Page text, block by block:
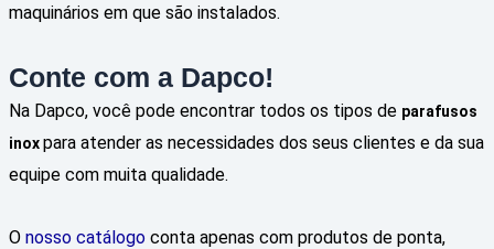
maquinários em que são instalados.
Conte com a Dapco!
Na Dapco, você pode encontrar todos os tipos de parafusos
inoxpara atender as necessidades dos seus clientes e da sua
equipe com muita qualidade.
Onosso catálogo conta apenas com produtos de ponta,